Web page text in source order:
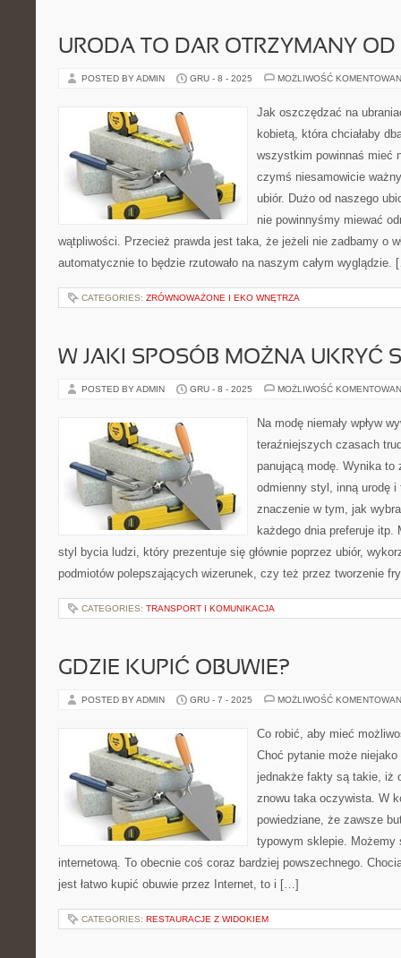
URODA TO DAR OTRZYMANY OD
POSTED BY ADMIN GRU - 8 - 2025 MOŻLIWOŚĆ
Jak oszczędzać na
kobietą, która chciałaby
wszystkim powinnaś mieć
czymś niesamowicie
ubiór. Dużo od naszego
nie powinnyśmy miewać
wątpliwości. Przecież prawda jest taka, że jeżeli nie zadbamy o
automatycznie to będzie rzutowało na naszym całym wyglądzie.
CATEGORIES: ZRÓWNOWAŻONE I EKO WNĘTRZA
W JAKI SPOSÓB MOŻNA UKRYĆ
POSTED BY ADMIN GRU - 8 - 2025 MOŻLIWOŚĆ
Na modę niemały wpływ
teraźniejszych czasach
panującą modę. Wynika to
odmienny styl, inną urodę
znaczenie w tym, jak
każdego dnia preferuje itp.
styl bycia ludzi, który prezentuje się głównie poprzez ubiór,
podmiotów polepszających wizerunek, czy też przez tworzenie
CATEGORIES: TRANSPORT I KOMUNIKACJA
GDZIE KUPIĆ OBUWIE?
POSTED BY ADMIN GRU - 7 - 2025 MOŻLIWOŚĆ
Co robić, aby mieć
Choć pytanie może
jednakże fakty są takie, iż
znowu taka oczywista. W
powiedziane, że zawsze
typowym sklepie. Możemy
internetową. To obecnie coś coraz bardziej powszechnego.
jest łatwo kupić obuwie przez Internet, to i […]
CATEGORIES: RESTAURACJE Z WIDOKIEM